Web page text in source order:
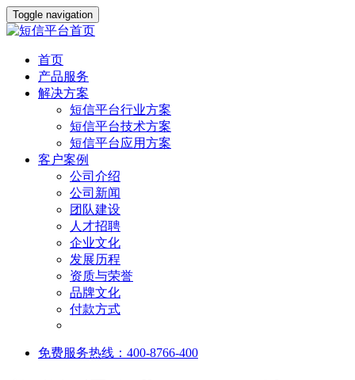
Toggle navigation
首页
产品服务
解决方案
短信平台行业方案
短信平台技术方案
短信平台应用方案
客户案例
公司介绍
公司新闻
团队建设
人才招聘
企业文化
发展历程
资质与荣誉
品牌文化
付款方式
免费服务热线：400-8766-400